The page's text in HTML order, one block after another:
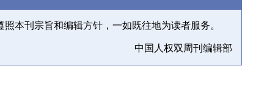
照本刊宗旨和编辑方针，一如既往地为读者服务。
中国人权双周刊编辑部